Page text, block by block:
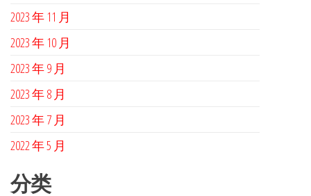
2023 年 11 月
2023 年 10 月
2023 年 9 月
2023 年 8 月
2023 年 7 月
2022 年 5 月
分类